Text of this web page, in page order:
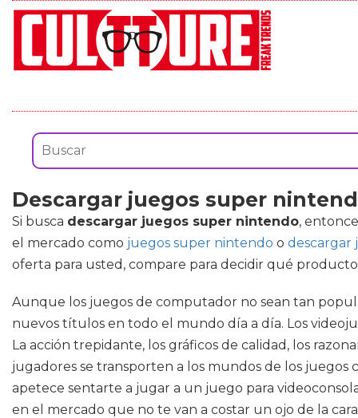
Descargar juegos super
Si busca descargar juegos super nintendo,
el mercado como juegos super nintendo o descargar
oferta para usted, compare para decidir qué
Aunque los juegos de computador no sean tan
nuevos títulos en todo el mundo día a día. Los
La acción trepidante, los gráficos de calidad, los
jugadores se transporten a los mundos de los juegos
apetece sentarte a jugar a un juego para
en el mercado que no te van a costar un ojo de la